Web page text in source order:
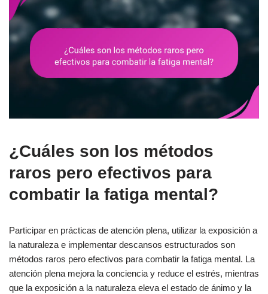
¿Cuáles son los métodos
raros pero efectivos para
combatir la fatiga mental?
Participar en prácticas de atención plena, utilizar la exposición a
la naturaleza e implementar descansos estructurados son
métodos raros pero efectivos para combatir la fatiga mental. La
atención plena mejora la conciencia y reduce el estrés, mientras
que la exposición a la naturaleza eleva el estado de ánimo y la